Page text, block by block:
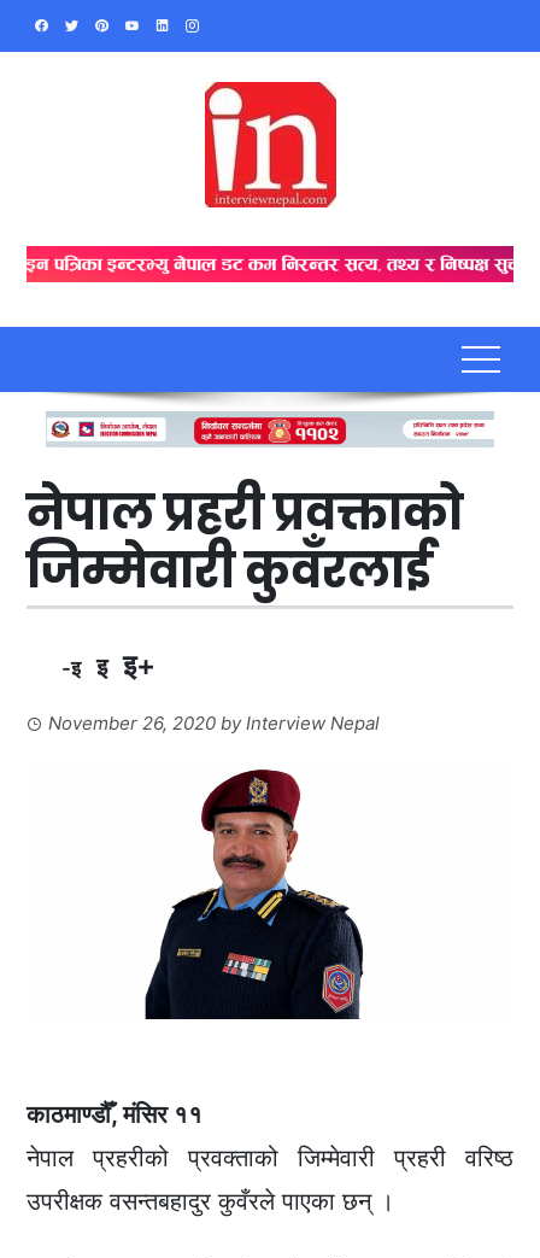
Skip
नेपाल प्रहरी प्रवक्ताको
जिम्मेवारी कुवँरलाई
-इ इ इ+
November 26, 2020 byInterview Nepal
काठमाण्डौँ, मंसिर ११
नेपाल प्रहरीको प्रवक्ताको जिम्मेवारी प्रहरी वरिष्ठ
उपरीक्षक वसन्तबहादुर कुवँरले पाएका छन् ।